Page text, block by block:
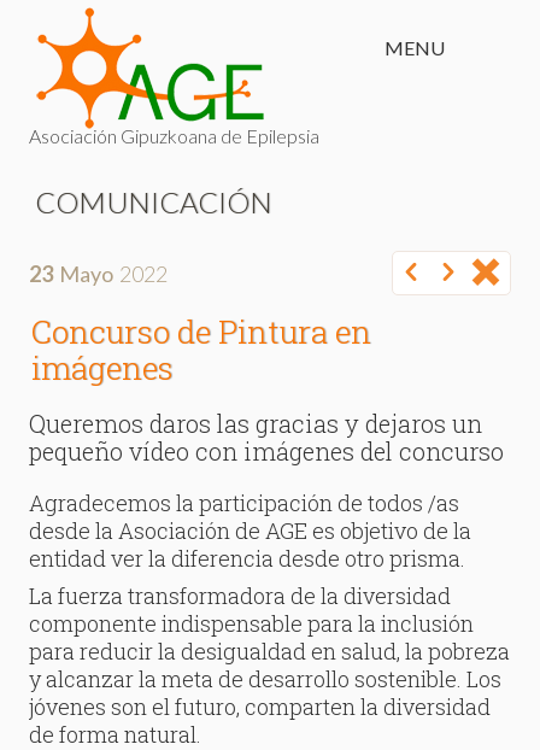
MENU
Asociación Gipuzkoana de Epilepsia
COMUNICACIÓN
23 Mayo 2022
Concurso de Pintura en
imágenes
Queremos daros las gracias y dejaros un
pequeño vídeo con imágenes del concurso
Agradecemos la participación de todos /as
desde la Asociación de AGE es objetivo de la
entidad ver la diferencia desde otro prisma.
La fuerza transformadora de la diversidad
componente indispensable para la inclusión
para reducir la desigualdad en salud, la pobreza
y alcanzar la meta de desarrollo sostenible. Los
jóvenes son el futuro, comparten la diversidad
de forma natural.